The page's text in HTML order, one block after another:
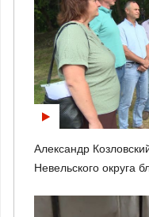
Александр
Невельского округа